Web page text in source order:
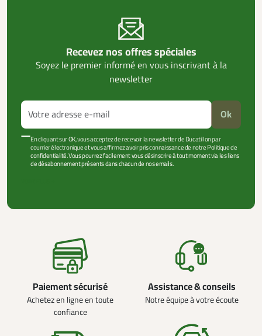
Recevez nos offres spéciales
Soyez le premier informé en vous inscrivant à la
newsletter
Ok
En cliquant sur OK, vous acceptez de recevoir la newsletter de Ducatillon par
courrier électronique et vous affirmez avoir pris connaissance de notre Politique de
confidentialité. Vous pourrez facilement vous désinscrire à tout moment via les liens
de désabonnement présents dans chacun de nos emails.
Paiement sécurisé
Achetez en ligne en toute
confiance
Assistance & conseils
Notre équipe à votre écoute